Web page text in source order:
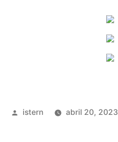
Publicado
istern abril 20, 2023